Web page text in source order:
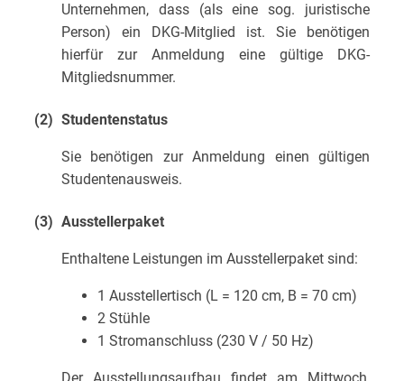
Unternehmen, dass (als eine sog. juristische
Person) ein DKG-Mitglied ist. Sie benötigen
hierfür zur Anmeldung eine gültige DKG-
Mitgliedsnummer.
(2) Studentenstatus
Sie benötigen zur Anmeldung einen gültigen
Studentenausweis.
(3) Ausstellerpaket
Enthaltene Leistungen im Ausstellerpaket sind:
1 Ausstellertisch (L = 120 cm, B = 70 cm)
2 Stühle
1 Stromanschluss (230 V / 50 Hz)